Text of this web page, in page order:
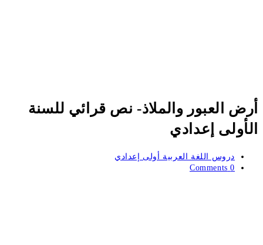
أرض العبور والملاذ- نص قرائي للسنة
الأولى إعدادي
Post
category:
دروس اللغة العربية أولى إعدادي
Post
0 Comments